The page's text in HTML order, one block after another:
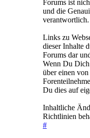
Forums ist
und die
verantwortlich.
Links zu
dieser Inhalte
Forums dar
Wenn Du
über einen
Du dies auf
Inhaltliche
Richtlinien
#